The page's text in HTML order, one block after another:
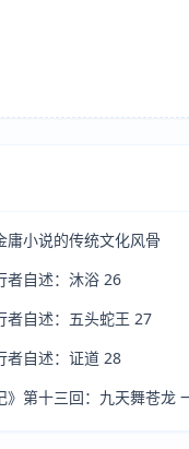
庸小说的传统文化风骨
一个现代修行者自述：沐浴 26
者自述：五头蛇王 27
者自述：证道 28
》第十三回：九天舞苍龙